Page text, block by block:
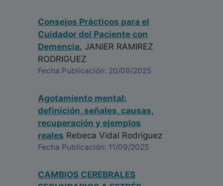
Consejos Prácticos para el
Cuidador del Paciente con
Demencia. JANIER RAMIREZ
RODRIGUEZ
Fecha Publicación: 20/09/2025
Agotamiento mental:
definición, señales, causas,
recuperación y ejemplos
reales Rebeca Vidal Rodríguez
Fecha Publicación: 11/09/2025
CAMBIOS CEREBRALES